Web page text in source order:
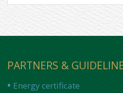
PARTNERS &
Energy certificate